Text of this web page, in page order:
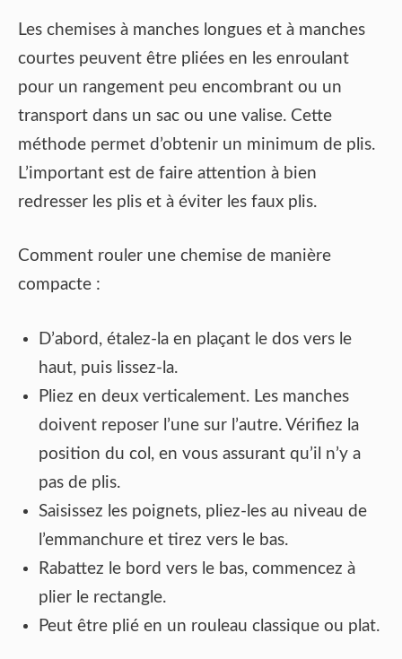
Les chemises à manches longues et à manches
courtes peuvent être pliées en les enroulant
pour un rangement peu encombrant ou un
transport dans un sac ou une valise. Cette
méthode permet d’obtenir un minimum de plis.
L’important est de faire attention à bien
redresser les plis et à éviter les faux plis.
Comment rouler une chemise de manière
compacte :
D’abord, étalez-la en plaçant le dos vers le
haut, puis lissez-la.
Pliez en deux verticalement. Les manches
doivent reposer l’une sur l’autre. Vérifiez la
position du col, en vous assurant qu’il n’y a
pas de plis.
Saisissez les poignets, pliez-les au niveau de
l’emmanchure et tirez vers le bas.
Rabattez le bord vers le bas, commencez à
plier le rectangle.
Peut être plié en un rouleau classique ou plat.